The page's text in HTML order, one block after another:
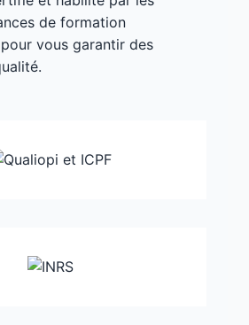
de formation
vous garantir des